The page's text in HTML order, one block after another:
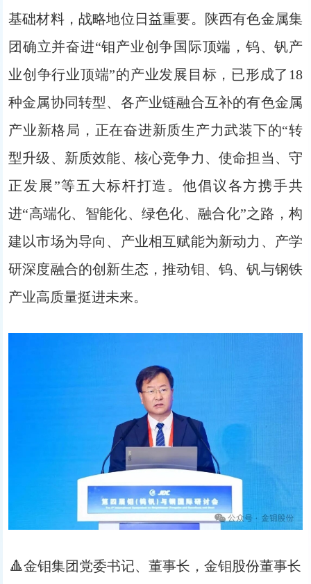
基础材料，战略地位日益重要。陕西有色金属集
团确立并奋进“钼产业创争国际顶端，钨、钒产
业创争行业顶端”的产业发展目标，已形成了18
种金属协同转型、各产业链融合互补的有色金属
产业新格局，正在奋进新质生产力武装下的“转
型升级、新质效能、核心竞争力、使命担当、守
正发展”等五大标杆打造。他倡议各方携手共
进“高端化、智能化、绿色化、融合化”之路，构
建以市场为导向、产业相互赋能为新动力、产学
研深度融合的创新生态，推动钼、钨、钒与钢铁
产业高质量挺进未来。
🔺金钼集团党委书记、董事长，金钼股份董事长